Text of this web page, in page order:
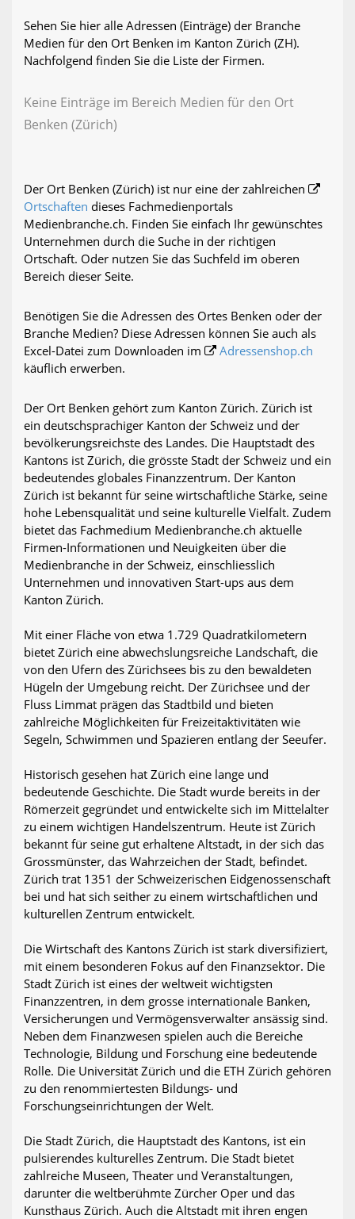
Sehen Sie hier alle Adressen (Einträge) der Branche
Medien für den Ort Benken im Kanton Zürich (ZH).
Nachfolgend finden Sie die Liste der Firmen.
Keine Einträge im Bereich Medien für den Ort
Benken (Zürich)
Der Ort Benken (Zürich) ist nur eine der zahlreichen
Ortschaften dieses Fachmedienportals
Medienbranche.ch. Finden Sie einfach Ihr gewünschtes
Unternehmen durch die Suche in der richtigen
Ortschaft. Oder nutzen Sie das Suchfeld im oberen
Bereich dieser Seite.
Benötigen Sie die Adressen des Ortes Benken oder der
Branche Medien? Diese Adressen können Sie auch als
Excel-Datei zum Downloaden im
Adressenshop.ch
käuflich erwerben.
Der Ort Benken gehört zum Kanton Zürich. Zürich ist
ein deutschsprachiger Kanton der Schweiz und der
bevölkerungsreichste des Landes. Die Hauptstadt des
Kantons ist Zürich, die grösste Stadt der Schweiz und ein
bedeutendes globales Finanzzentrum. Der Kanton
Zürich ist bekannt für seine wirtschaftliche Stärke, seine
hohe Lebensqualität und seine kulturelle Vielfalt. Zudem
bietet das Fachmedium Medienbranche.ch aktuelle
Firmen-Informationen und Neuigkeiten über die
Medienbranche in der Schweiz, einschliesslich
Unternehmen und innovativen Start-ups aus dem
Kanton Zürich.
Mit einer Fläche von etwa 1.729 Quadratkilometern
bietet Zürich eine abwechslungsreiche Landschaft, die
von den Ufern des Zürichsees bis zu den bewaldeten
Hügeln der Umgebung reicht. Der Zürichsee und der
Fluss Limmat prägen das Stadtbild und bieten
zahlreiche Möglichkeiten für Freizeitaktivitäten wie
Segeln, Schwimmen und Spazieren entlang der Seeufer.
Historisch gesehen hat Zürich eine lange und
bedeutende Geschichte. Die Stadt wurde bereits in der
Römerzeit gegründet und entwickelte sich im Mittelalter
zu einem wichtigen Handelszentrum. Heute ist Zürich
bekannt für seine gut erhaltene Altstadt, in der sich das
Grossmünster, das Wahrzeichen der Stadt, befindet.
Zürich trat 1351 der Schweizerischen Eidgenossenschaft
bei und hat sich seither zu einem wirtschaftlichen und
kulturellen Zentrum entwickelt.
Die Wirtschaft des Kantons Zürich ist stark diversifiziert,
mit einem besonderen Fokus auf den Finanzsektor. Die
Stadt Zürich ist eines der weltweit wichtigsten
Finanzzentren, in dem grosse internationale Banken,
Versicherungen und Vermögensverwalter ansässig sind.
Neben dem Finanzwesen spielen auch die Bereiche
Technologie, Bildung und Forschung eine bedeutende
Rolle. Die Universität Zürich und die ETH Zürich gehören
zu den renommiertesten Bildungs- und
Forschungseinrichtungen der Welt.
Die Stadt Zürich, die Hauptstadt des Kantons, ist ein
pulsierendes kulturelles Zentrum. Die Stadt bietet
zahlreiche Museen, Theater und Veranstaltungen,
darunter die weltberühmte Zürcher Oper und das
Kunsthaus Zürich. Auch die Altstadt mit ihren engen